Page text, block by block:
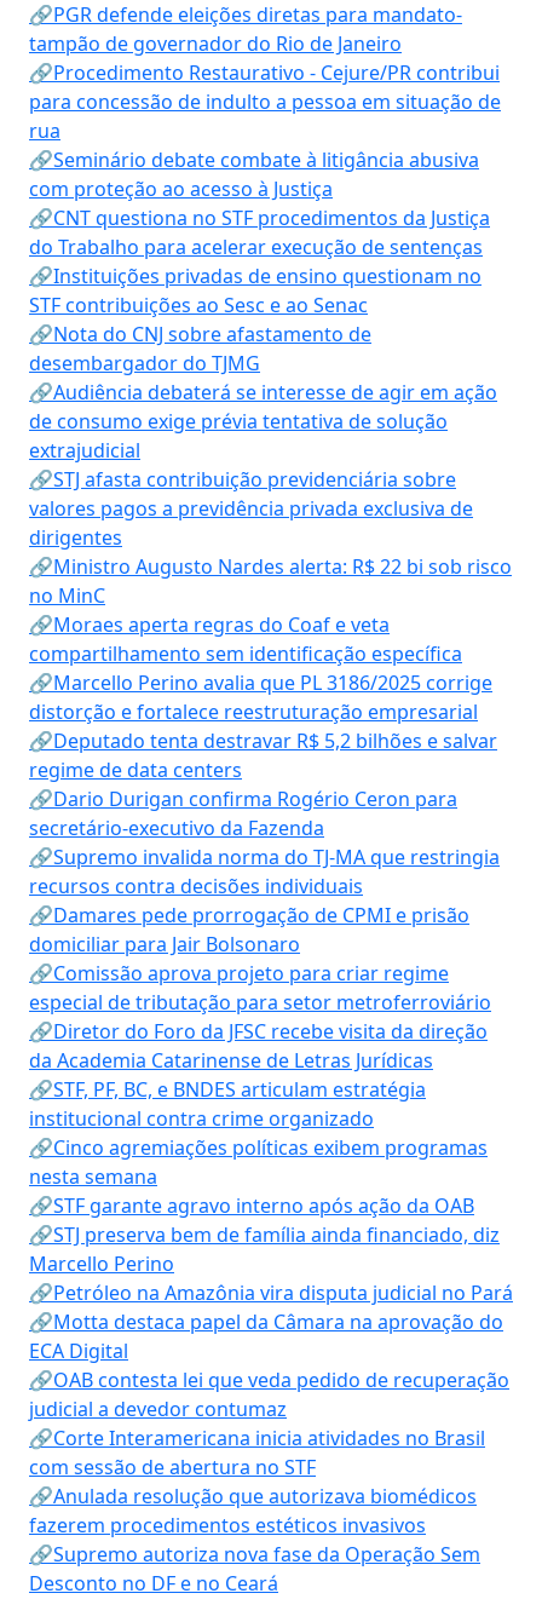
🔗PGR defende eleições diretas para mandato-
tampão de governador do Rio de Janeiro
🔗Procedimento Restaurativo - Cejure/PR contribui
para concessão de indulto a pessoa em situação de
rua
🔗Seminário debate combate à litigância abusiva
com proteção ao acesso à Justiça
🔗CNT questiona no STF procedimentos da Justiça
do Trabalho para acelerar execução de sentenças
🔗Instituições privadas de ensino questionam no
STF contribuições ao Sesc e ao Senac
🔗Nota do CNJ sobre afastamento de
desembargador do TJMG
🔗Audiência debaterá se interesse de agir em ação
de consumo exige prévia tentativa de solução
extrajudicial
🔗STJ afasta contribuição previdenciária sobre
valores pagos a previdência privada exclusiva de
dirigentes
🔗Ministro Augusto Nardes alerta: R$ 22 bi sob risco
no MinC
🔗Moraes aperta regras do Coaf e veta
compartilhamento sem identificação específica
🔗Marcello Perino avalia que PL 3186/2025 corrige
distorção e fortalece reestruturação empresarial
🔗Deputado tenta destravar R$ 5,2 bilhões e salvar
regime de data centers
🔗Dario Durigan confirma Rogério Ceron para
secretário-executivo da Fazenda
🔗Supremo invalida norma do TJ-MA que restringia
recursos contra decisões individuais
🔗Damares pede prorrogação de CPMI e prisão
domiciliar para Jair Bolsonaro
🔗Comissão aprova projeto para criar regime
especial de tributação para setor metroferroviário
🔗Diretor do Foro da JFSC recebe visita da direção
da Academia Catarinense de Letras Jurídicas
🔗STF, PF, BC, e BNDES articulam estratégia
institucional contra crime organizado
🔗Cinco agremiações políticas exibem programas
nesta semana
🔗STF garante agravo interno após ação da OAB
🔗STJ preserva bem de família ainda financiado, diz
Marcello Perino
🔗Petróleo na Amazônia vira disputa judicial no Pará
🔗Motta destaca papel da Câmara na aprovação do
ECA Digital
🔗OAB contesta lei que veda pedido de recuperação
judicial a devedor contumaz
🔗Corte Interamericana inicia atividades no Brasil
com sessão de abertura no STF
🔗Anulada resolução que autorizava biomédicos
fazerem procedimentos estéticos invasivos
🔗Supremo autoriza nova fase da Operação Sem
Desconto no DF e no Ceará